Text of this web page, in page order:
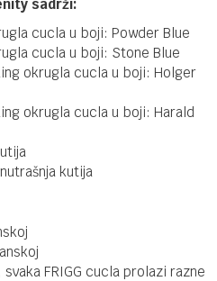
sadrži:
cucla u boji: Powder Blue
cucla u boji: Stone Blue
okrugla cucla u boji: Holger
okrugla cucla u boji: Harald
kutija
FRIGG cucla prolazi razne